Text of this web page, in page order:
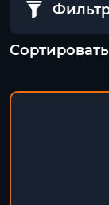
Сортировать